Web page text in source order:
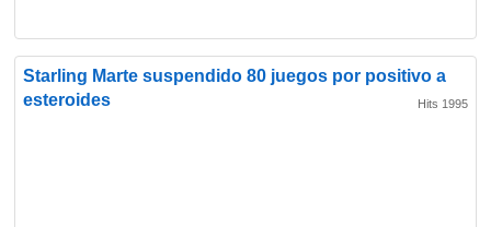
Starling Marte suspendido 80 juegos por positivo a
esteroides
Hits 1995